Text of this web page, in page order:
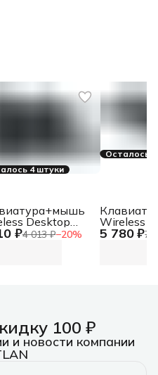
4 штуки
₽4 013 ₽−20%
Desktop
Осталось
5 780 ₽7
Wireless
MK540
100 ₽
и новости компании